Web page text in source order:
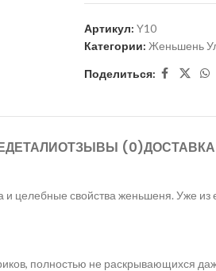
Артикул: Y10
Категории: Женьшень
Поделиться:
ДЕТАЛИОТЗЫВЫ (0)ДОСТАВКА
свойства женьшеня. Уже из
полностью не раскрывающихся